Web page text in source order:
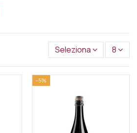
Seleziona 8
-5%